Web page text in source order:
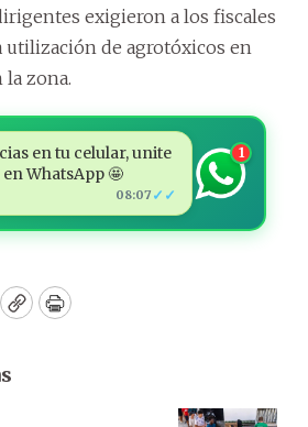
exigieron a los fiscales
utilización de agrotóxicos en
la zona.
en tu celular, unite
WhatsApp 🤩
08:07 ✓✓
1
CopyPrint